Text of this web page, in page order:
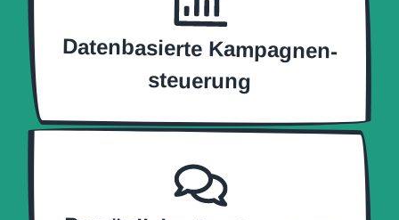
Datenbasierte Kampagnen-
steuerung